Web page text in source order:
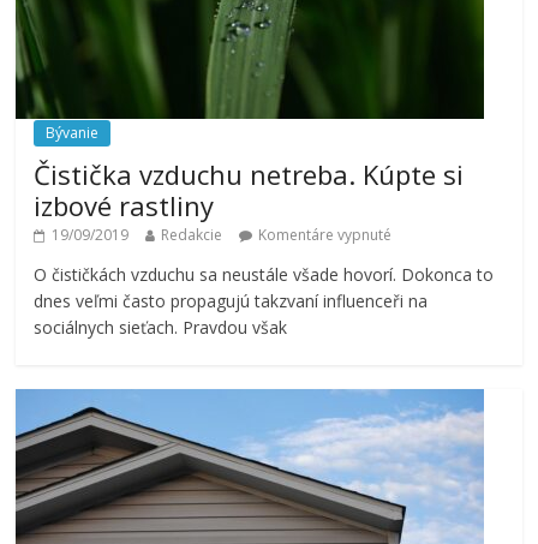
Bývanie
Čistička vzduchu netreba. Kúpte si
izbové rastliny
19/09/2019 Redakcie Komentáre vypnuté
O čističkách vzduchu sa neustále všade hovorí. Dokonca to
dnes veľmi často propagujú takzvaní influenceři na
sociálnych sieťach. Pravdou však